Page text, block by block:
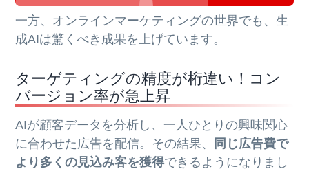
一方、オンラインマーケティングの世界でも、生
成AIは驚くべき成果を上げています。
ターゲティングの精度が桁違い！コン
バージョン率が急上昇
AIが顧客データを分析し、一人ひとりの興味関心
に合わせた広告を配信。その結果、
同じ広告費で
より多くの見込み客を獲得できるようになりまし